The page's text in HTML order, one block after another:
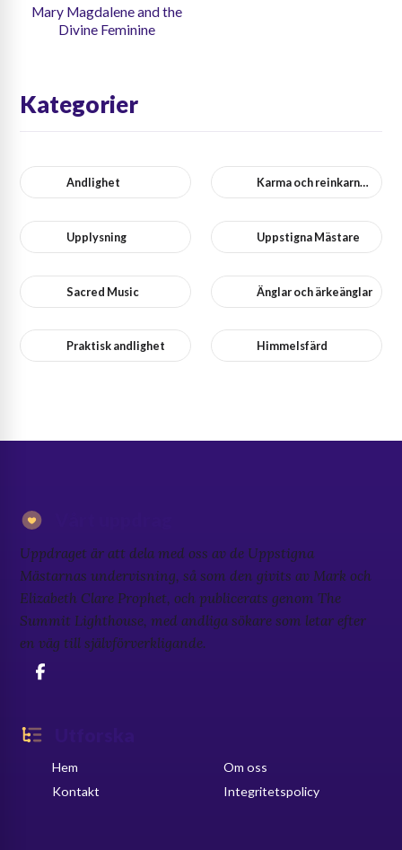
Mary Magdalene and the
Divine Feminine
Kategorier
Andlighet Karma och reinkarnation
Upplysning Uppstigna Mästare
Sacred Music Änglar och ärkeänglar
Praktisk andlighet Himmelsfärd
Uppdraget är att dela med oss av de Uppstigna
Mästarnas undervisning, så som den givits av Mark och
Elizabeth Clare Prophet, och publicerats genom The
Summit Lighthouse, med andliga sökare som letar efter
en väg till självförverkligande.
Hem
Kontakt
Om oss
Integritetspolicy